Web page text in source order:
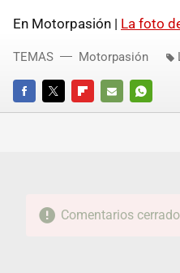
En Motorpasión | La foto
FACEBOOKTWITTERFLIPBOARD
E-
TEMAS Motorpasión
Comentarios